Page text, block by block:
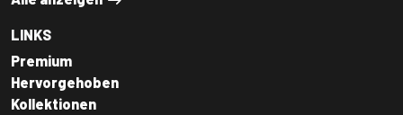
LINKS
Premium
Hervorgehoben
Kollektionen